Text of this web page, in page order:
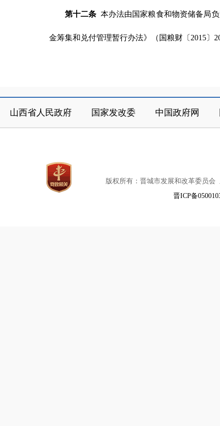
第十二条 本办法由国家粮食和物资储备局
金筹集和兑付管理暂行办法》（国粮财〔2015〕
山西省人民政府 国家发改委 中国政府网
版权所有：晋城市发展和改革委员会
晋ICP备